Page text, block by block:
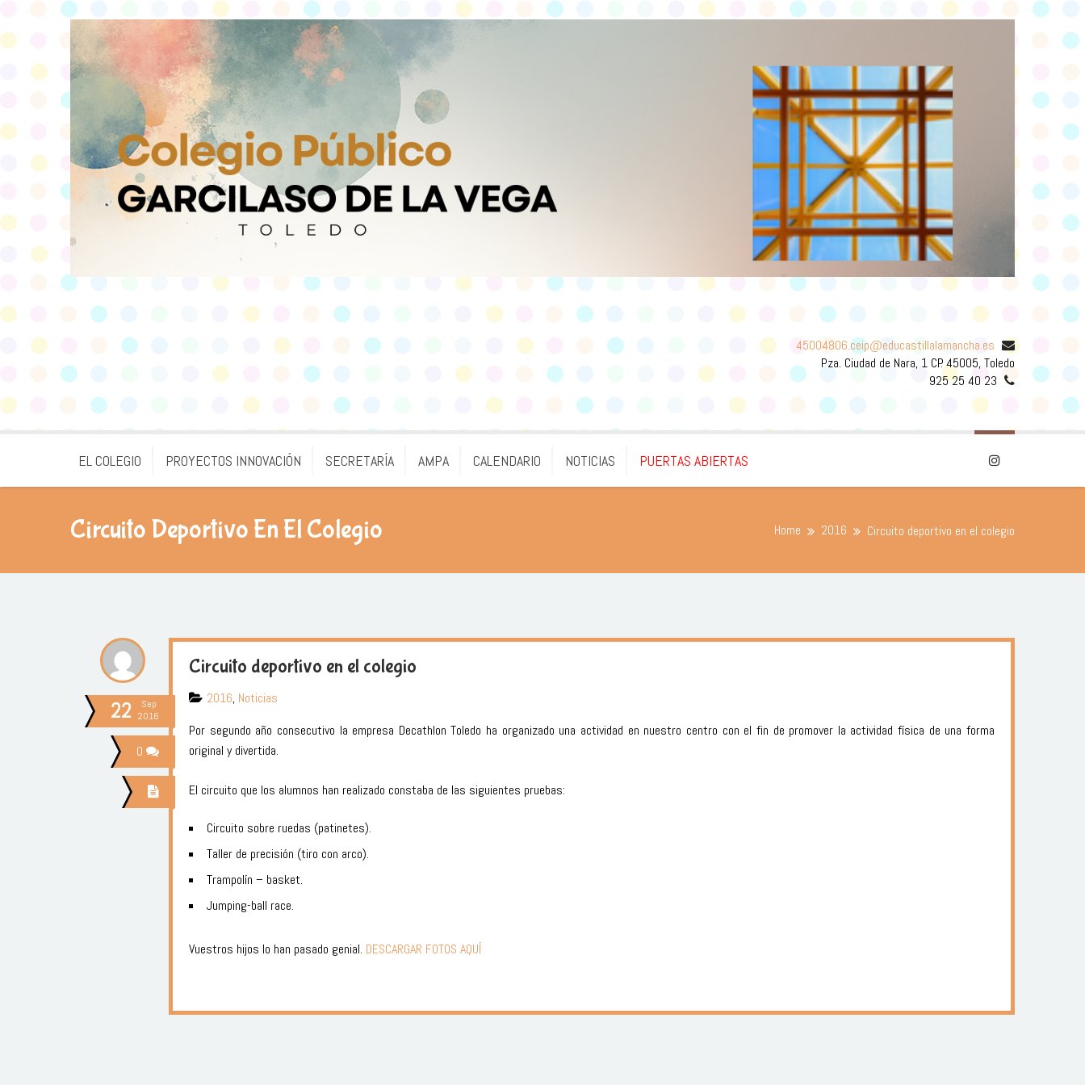
45004806.ceip@educastillalamancha.es
Pza. Ciudad de Nara, 1 CP. 45005, Toledo
925 25 40 23
EL COLEGIO PROYECTOS INNOVACIÓN SECRETARÍA AMPA CALENDARIO NOTICIAS PUERTAS ABIERTAS
Circuito Deportivo En El Colegio Home 2016 Circuito deportivo en el colegio
22
Sep
2016
0
Circuito deportivo en el colegio
2016, Noticias
Por segundo año consecutivo la empresa Decathlon Toledo ha organizado una actividad en nuestro centro con el fin de promover la actividad física de una forma
original y divertida.
El circuito que los alumnos han realizado constaba de las siguientes pruebas:
Circuito sobre ruedas (patinetes).
Taller de precisión (tiro con arco).
Trampolín – basket.
Jumping-ball race.
Vuestros hijos lo han pasado genial. DESCARGAR FOTOS AQUÍ